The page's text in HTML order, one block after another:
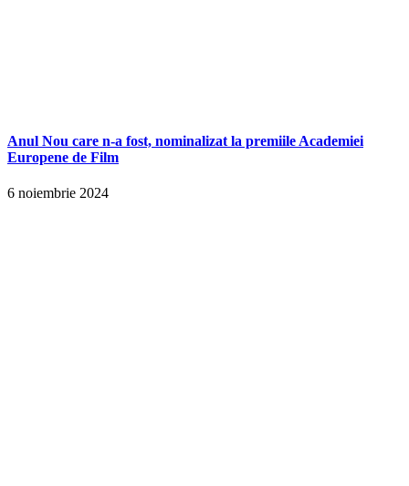
Anul Nou care n-a fost, nominalizat la premiile Academiei
Europene de Film
6 noiembrie 2024